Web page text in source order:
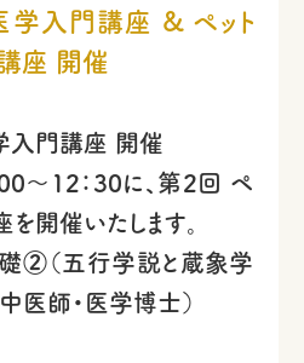
学入門講座 & ペット
座 開催
入門講座 開催
〜12：30に、第2回 ペ
開催いたします。
②（五行学説と蔵象学
医師・医学博士）